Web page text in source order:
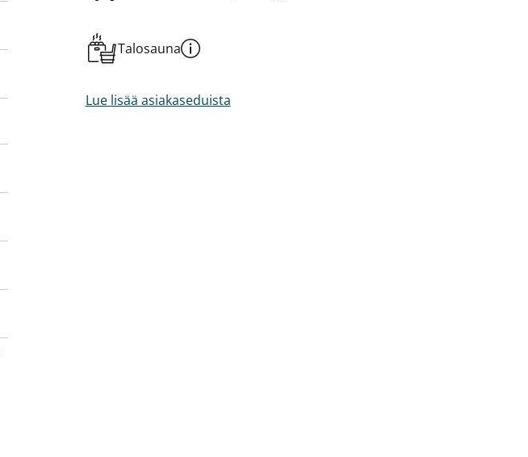
Talosauna
Lue lisää asiakaseduista